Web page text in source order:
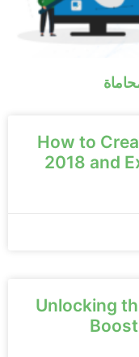
How to
2018 and
Unlocking